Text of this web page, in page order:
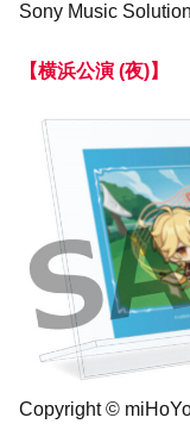
Sony Music
【横浜公演 (夜)】
Copyright ©